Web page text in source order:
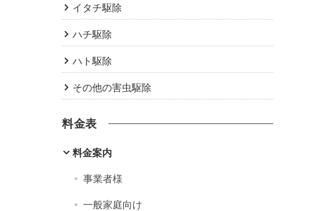
イタチ駆除
ハチ駆除
ハト駆除
その他の害虫駆除
料金表
料金案内
事業者様
一般家庭向け